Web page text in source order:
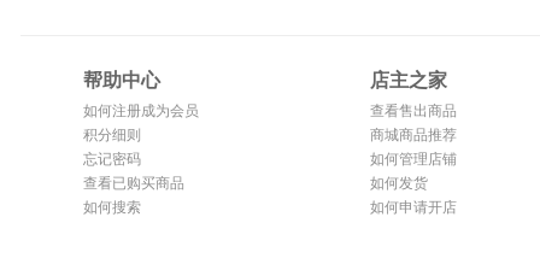
帮助中心
如何注册成为会员
积分细则
忘记密码
查看已购买商品
如何搜索
店主之家
查看售出商品
商城商品推荐
如何管理店铺
如何发货
如何申请开店